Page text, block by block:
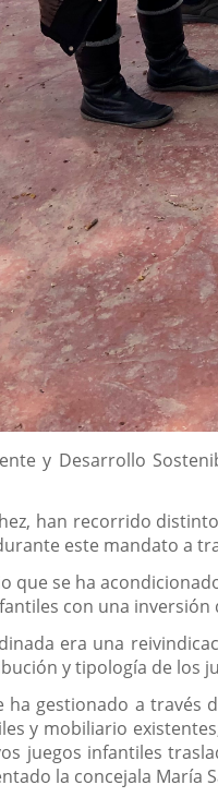
y Desarrollo
han recorrido
este mandato a
que se ha
con una
era una
y tipología de los
ha gestionado a través
y mobiliario
juegos infantiles
la concejala María